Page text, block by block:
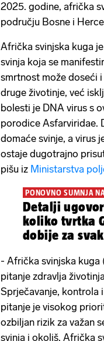
2025. godine, afrička
području Bosne i
Afrička svinjska kuga
svinja koja se
smrtnost može doseći
druge životinje, već
bolesti je DNA virus s
porodice Asfarviridae.
domaće svinje, a virus
ostaje dugotrajno
pišu iz Ministarstva
PONOVNO SUMNJA
Detalji
koliko tvrtka
dobije za
- Afrička svinjska kuga
pitanje zdravlja
Sprječavanje, kontrola
pitanje je visokog
ozbiljan rizik za važan
svinja i okoliš. Afrička